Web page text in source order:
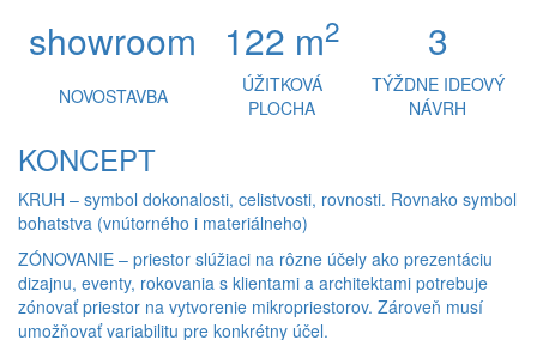
showroom 122 m2 3
NOVOSTAVBA
ÚŽITKOVÁ
PLOCHA
TÝŽDNE IDEOVÝ
NÁVRH
KONCEPT
KRUH – symbol dokonalosti, celistvosti, rovnosti. Rovnako symbol
bohatstva (vnútorného i materiálneho)
ZÓNOVANIE – priestor slúžiaci na rôzne účely ako prezentáciu
dizajnu, eventy, rokovania s klientami a architektami potrebuje
zónovať priestor na vytvorenie mikropriestorov. Zároveň musí
umožňovať variabilitu pre konkrétny účel.